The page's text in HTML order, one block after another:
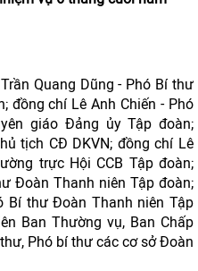
Quang Dũng - Phó Bí thư
đồng chí Lê Anh Chiến - Phó
giáo Đảng ủy Tập đoàn;
tịch CĐ DKVN; đồng chí Lê
trực Hội CCB Tập đoàn;
Đoàn Thanh niên Tập đoàn;
Bí thư Đoàn Thanh niên Tập
Ban Thường vụ, Ban Chấp
Phó bí thư các cơ sở Đoàn